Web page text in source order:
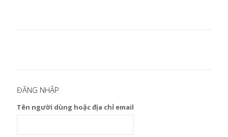
ĐĂNG NHẬP
Tên người dùng hoặc địa chỉ email